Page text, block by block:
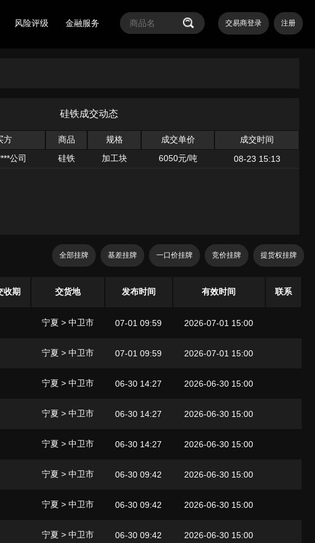
交易商登录 注册
风险评级 金融服务
硅铁成交动态
方 商品 规格 成交单价
成交时间
公司 硅铁 加工块 6050元/吨 08-23 15:13
提货权挂牌
竞价挂牌
一口价挂牌
基差挂牌
全部挂牌
收期 交货地 发布时间 有效时间 联系
宁夏 > 中卫市 07-01 09:59 2026-07-01 15:00
宁夏 > 中卫市 07-01 09:59 2026-07-01 15:00
宁夏 > 中卫市 06-30 14:27 2026-06-30 15:00
宁夏 > 中卫市 06-30 14:27 2026-06-30 15:00
宁夏 > 中卫市 06-30 14:27 2026-06-30 15:00
宁夏 > 中卫市 06-30 09:42 2026-06-30 15:00
宁夏 > 中卫市 06-30 09:42 2026-06-30 15:00
宁夏 > 中卫市 06-30 09:42 2026-06-30 15:00